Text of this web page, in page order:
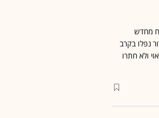
מחדש
נפלו בקרב
כראוי ולא חתרו